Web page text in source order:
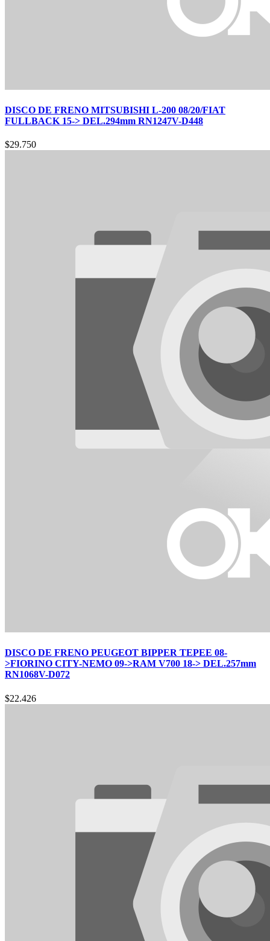
DISCO DE FRENO MITSUBISHI L-200 08/20/FIAT
FULLBACK 15-> DEL.294mm RN1247V-D448
$29.750
DISCO DE FRENO PEUGEOT BIPPER TEPEE 08-
>FIORINO CITY-NEMO 09->RAM V700 18-> DEL.257mm
RN1068V-D072
$22.426